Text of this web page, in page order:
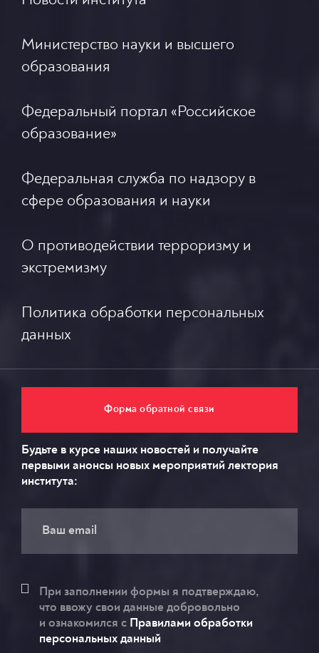
Министерство науки и высшего
образования
Федеральный портал «Российское
образование»
Федеральная служба по надзору в
сфере образования и науки
О противодействии терроризму и
экстремизму
Политика обработки персональных
данных
Форма обратной связи
Будьте в курсе наших новостей и получайте
первыми анонсы новых мероприятий лектория
института:
При заполнении формы я подтверждаю,
что ввожу свои данные добровольно
и ознакомился c Правилами обработки
персональных данный